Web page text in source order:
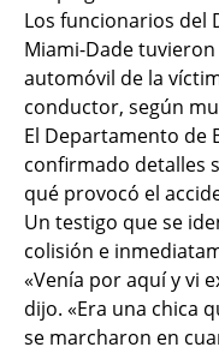
Los funcionarios del
Miami-Dade
automóvil de la
conductor, según
El Departamento de
confirmado detalles
qué provocó el
Un testigo que se
colisión e
«Venía por aquí y vi
dijo. «Era una chica
se marcharon en